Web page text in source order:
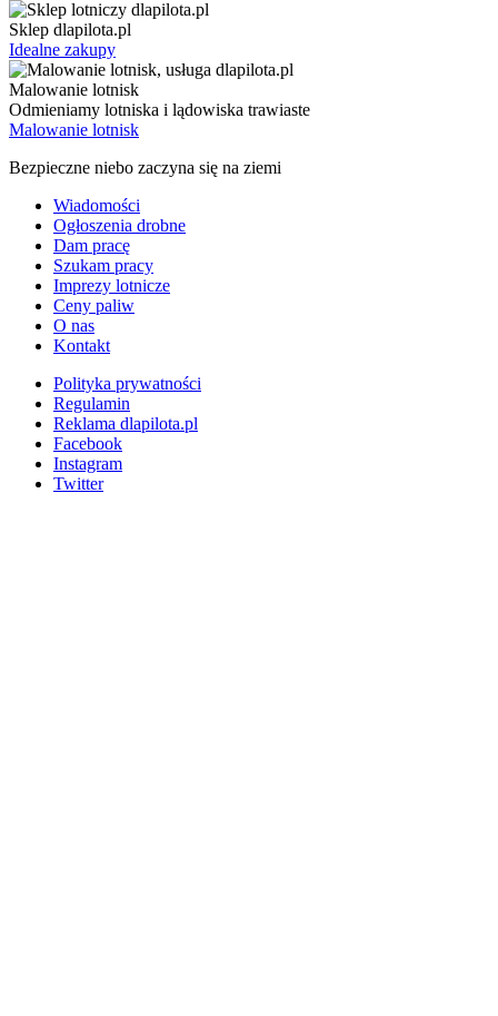
Sklep dlapilota.pl
Idealne zakupy
Malowanie lotnisk
Odmieniamy lotniska i lądowiska trawiaste
Malowanie lotnisk
Bezpieczne niebo zaczyna się na ziemi
Wiadomości
Ogłoszenia drobne
Dam pracę
Szukam pracy
Imprezy lotnicze
Ceny paliw
O nas
Kontakt
Polityka prywatności
Regulamin
Reklama dlapilota.pl
Facebook
Instagram
Twitter